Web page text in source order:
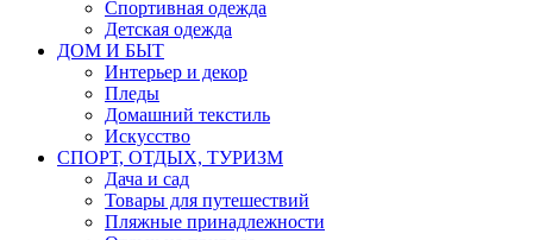
Спортивная одежда
Детская одежда
ДОМ И БЫТ
Интерьер и декор
Пледы
Домашний текстиль
Искусство
СПОРТ, ОТДЫХ, ТУРИЗМ
Дача и сад
Товары для путешествий
Пляжные принадлежности